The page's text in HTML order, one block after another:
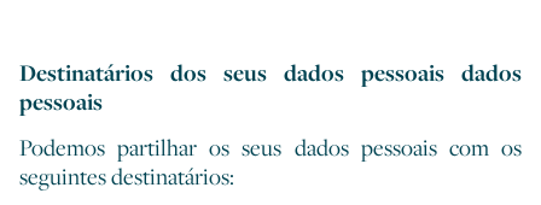
Destinatários dos seus dados pessoais dados
pessoais
Podemos partilhar os seus dados pessoais com os
seguintes destinatários: